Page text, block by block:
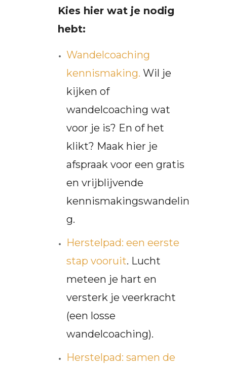
Kies hier wat je nodig
hebt:
Wandelcoaching
kennismaking. Wil je
kijken of
wandelcoaching wat
voor je is? En of het
klikt? Maak hier je
afspraak voor een gratis
en vrijblijvende
kennismakingswandelin
g.
Herstelpad: een eerste
stap vooruit. Lucht
meteen je hart en
versterk je veerkracht
(een losse
wandelcoaching).
Herstelpad: samen de